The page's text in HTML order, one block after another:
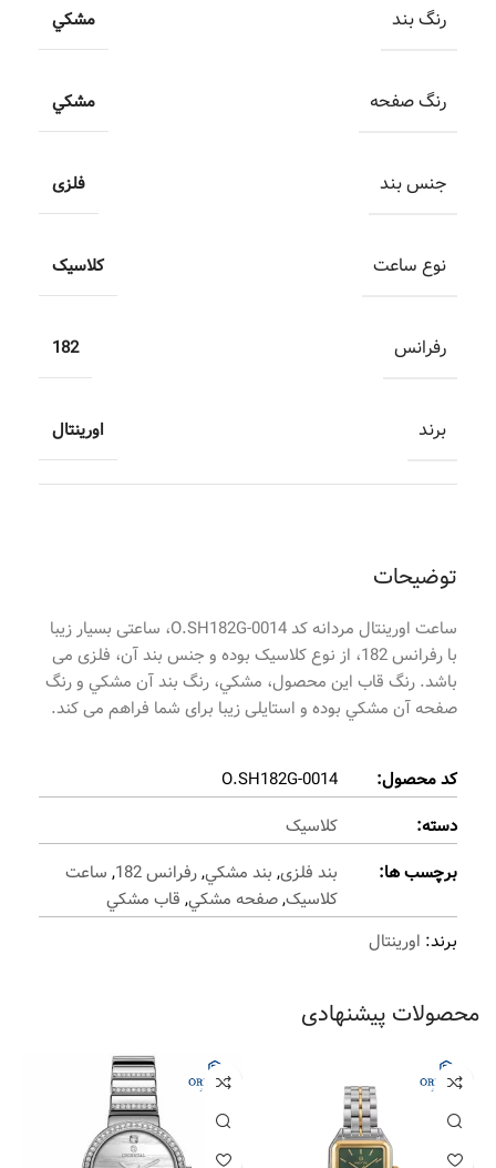
توضیحات
ساعت اورینتال مردانه کد O.SH182G-0014، ساعتی بسیار زیبا
با رفرانس 182، از نوع کلاسیک بوده و جنس بند آن، فلزی می
باشد. رنگ قاب این محصول، مشکي، رنگ بند آن مشکي و رنگ
صفحه آن مشکي بوده و استایلی زیبا برای شما فراهم می کند.
کد محصول:
O.SH182G-0014
دسته:
کلاسیک
برچسب ها:
بند فلزی, بند مشکي,رفرانس 182 , ساعت
کلاسیک,صفحه مشکي, قاب مشکي
برند: اورینتال
رنگ بند مشکي
رنگ صفحه مشکي
جنس بند فلزی
نوع ساعت کلاسیک
رفرانس 182
برند اورینتال
محصولات پیشنهادی